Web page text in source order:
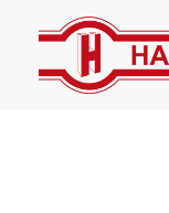
contenu